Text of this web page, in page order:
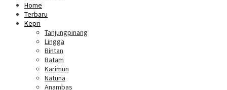
Home
Terbaru
Kepri
Tanjungpinang
Lingga
Bintan
Batam
Karimun
Natuna
Anambas